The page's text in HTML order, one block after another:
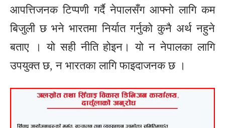
आपत्तिजनक टिप्पणी गर्दै नेपालसँग आफ्नो लागि कम
बिजुली छ भने भारतमा निर्यात गर्नुको कुनै अर्थ नहुने
बताए । यो सही नीति होइन। यो न नेपालका लागि
उपयुक्त छ, न भारतका लागि फाइदाजनक छ ।